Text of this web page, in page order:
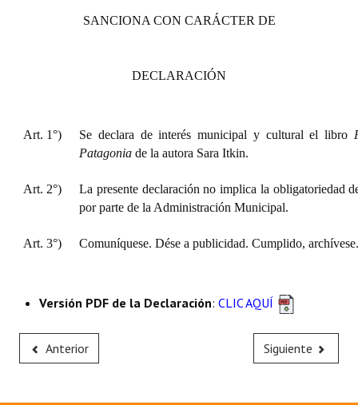
Audiencias Públicas - Registro
Banca del Vecino - Registro
Huéspedes de Honor - Registro
Antiguos Pobladores - Registro
Reconocimientos - Registro
REFORMA DE LA CARTA ORGÁNICA
SANCIONA CON CARÁCTER DE
DECLARACIÓN
Art. 1°) Se declara de interés municipal y cultural el libro
Patagonia de la autora Sara Itkin.
Art. 2°)
La presente declaración no implica la obligatoriedad
por parte de la Administración Municipal.
Art. 3°) Comuníquese. Dése a publicidad. Cumplido, archívese.
Versión PDF de la Declaración: CLIC AQUÍ
Anterior Siguiente